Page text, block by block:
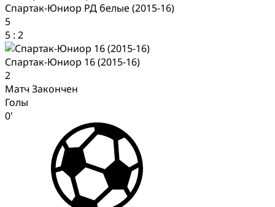
Спартак-Юниор РД белые (2015-16)
5
5 : 2
Спартак-Юниор 16 (2015-16)
2
Матч Закончен
Голы
0'